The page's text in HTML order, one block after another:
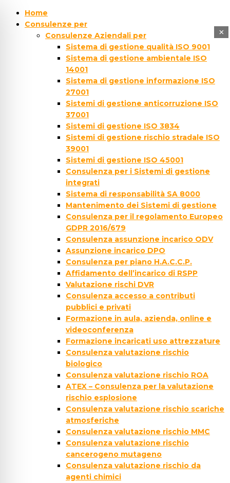
Home
Consulenze per
Consulenze Aziendali per
Sistema di gestione qualità ISO 9001
Sistema di gestione ambientale ISO
14001
Sistema di gestione informazione ISO
27001
Sistemi di gestione anticorruzione ISO
37001
Sistemi di gestione ISO 3834
Sistemi di gestione rischio stradale ISO
39001
Sistemi di gestione ISO 45001
Consulenza per i Sistemi di gestione
integrati
Sistema di responsabilità SA 8000
Mantenimento dei Sistemi di gestione
Consulenza per il regolamento Europeo
GDPR 2016/679
Consulenza assunzione incarico ODV
Assunzione incarico DPO
Consulenza per piano H.A.C.C.P.
Affidamento dell’incarico di RSPP
Valutazione rischi DVR
Consulenza accesso a contributi
pubblici e privati
Formazione in aula, azienda, online e
videoconferenza
Formazione incaricati uso attrezzature
Consulenza valutazione rischio
biologico
Consulenza valutazione rischio ROA
ATEX – Consulenza per la valutazione
rischio esplosione
Consulenza valutazione rischio scariche
atmosferiche
Consulenza valutazione rischio MMC
Consulenza valutazione rischio
cancerogeno mutageno
Consulenza valutazione rischio da
agenti chimici
×